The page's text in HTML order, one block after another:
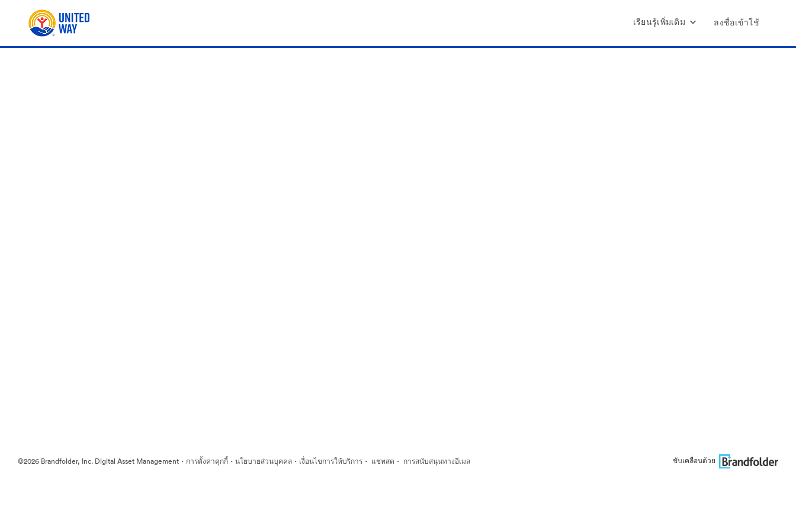
เรียนรู้เพิ่มเติม ลงชื่อเข้าใช้
©2026 Brandfolder, Inc. Digital Asset Management · การตั้งค่าคุกกี้· นโยบายส่วนบุคคล · เงื่อนไขการให้บริการ · แชทสด · การสนับสนุนทางอีเมล ขับเคลื่อนด้วย